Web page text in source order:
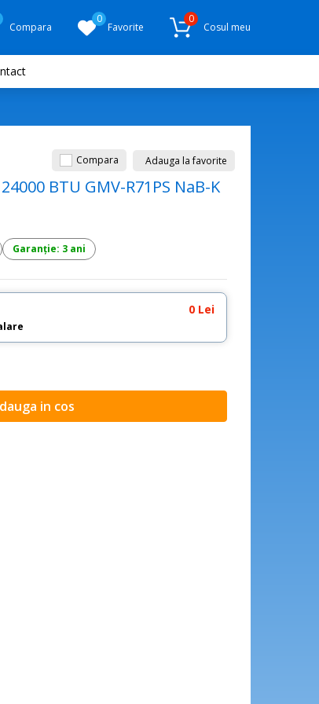
Compara Favorite
0
Cosul meu
0
Compara Adauga la favorite
BTU GMV-R71PS NaB-K
Garanție: 3 ani
0 Lei
in cos